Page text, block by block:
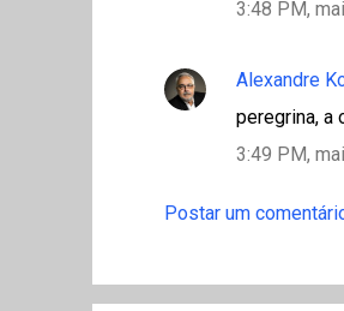
3:48 PM,
Alexandre
peregrina, a
3:49 PM,
Postar um